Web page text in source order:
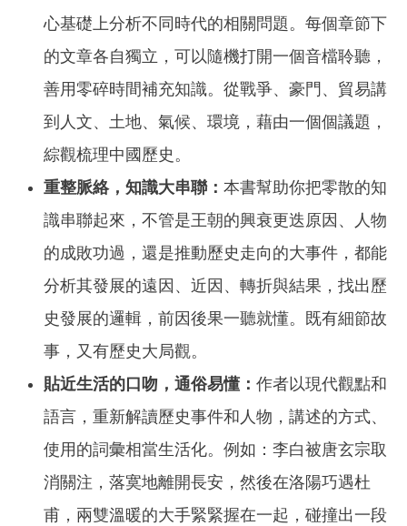
心基礎上分析不同時代的相關問題。每個章節下
的文章各自獨立，可以隨機打開一個音檔聆聽，
善用零碎時間補充知識。從戰爭、豪門、貿易講
到人文、土地、氣候、環境，藉由一個個議題，
綜觀梳理中國歷史。
重整脈絡，知識大串聯： 本書幫助你把零散的知
識串聯起來，不管是王朝的興衰更迭原因、人物
的成敗功過，還是推動歷史走向的大事件，都能
分析其發展的遠因、近因、轉折與結果，找出歷
史發展的邏輯，前因後果一聽就懂。既有細節故
事，又有歷史大局觀。
貼近生活的口吻，通俗易懂： 作者以現代觀點和
語言，重新解讀歷史事件和人物，講述的方式、
使用的詞彙相當生活化。例如：李白被唐玄宗取
消關注，落寞地離開長安，然後在洛陽巧遇杜
甫，兩雙溫暖的大手緊緊握在一起，碰撞出一段